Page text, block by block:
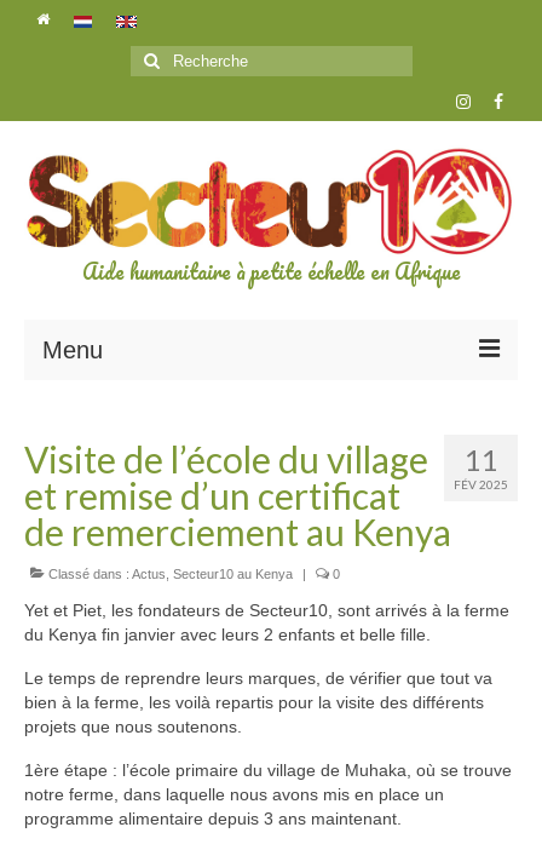
Rechercher
:
Aide humanitaire à petite échelle en Afrique
Menu
A propos de secteur10
Les bénévoles
NOS PROJETS
DECOUVRIR NOS PROJETS
Food for kids
Parrainage de lycéens
Parrainage d’étudiants
11
FÉV 2025
Visite de l’école du village
et remise d’un certificat
de remerciement au Kenya
Classé dans : Actus Secteur10 au Kenya | 0
Yet et Piet, les fondateurs de Secteur10, sont arrivés à la ferme
du Kenya fin janvier avec leurs 2 enfants et belle fille.
Le temps de reprendre leurs marques, de vérifier que tout va
bien à la ferme, les voilà repartis pour la visite des différents
projets que nous soutenons.
1ère étape : l’école primaire du village de Muhaka, où se trouve
notre ferme, dans laquelle nous avons mis en place un
programme alimentaire depuis 3 ans maintenant.